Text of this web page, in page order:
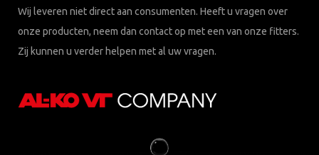
Wij leveren niet direct aan consumenten. Heeft u vragen over
onze producten, neem dan contact op met een van onze fitters.
Zij kunnen u verder helpen met al uw vragen.